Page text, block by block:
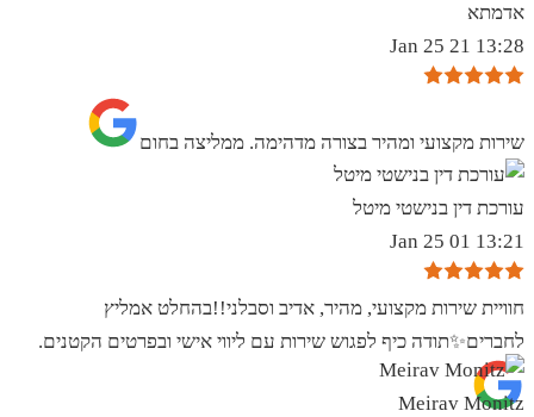
אדמתא
13:28 21 Jan 25
שירות מקצועי ומהיר בצורה מדהימה. ממליצה בחום
עורכת דין בנישטי מיטל
13:21 01 Jan 25
חוויית שירות מקצועי, מהיר, אדיב וסבלני!!בהחלט אמליץ
לחברים✨️תודה כיף לפגוש שירות עם ליווי אישי ובפרטים הקטנים.
Meirav Monitz